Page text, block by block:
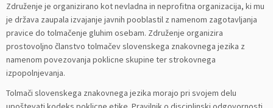
Združenje je organizirano kot nevladna in neprofitna organizacija, ki mu
je država zaupala izvajanje javnih pooblastil z namenom zagotavljanja
pravice do tolmačenje gluhim osebam. Združenje organizira
prostovoljno članstvo tolmačev slovenskega znakovnega jezika z
namenom povezovanja poklicne skupine ter strokovnega
izpopolnjevanja.
Tolmači slovenskega znakovnega jezika morajo pri svojem delu